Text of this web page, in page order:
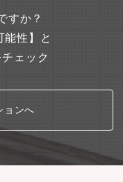
すか？
能性】と
ェック
ョンへ